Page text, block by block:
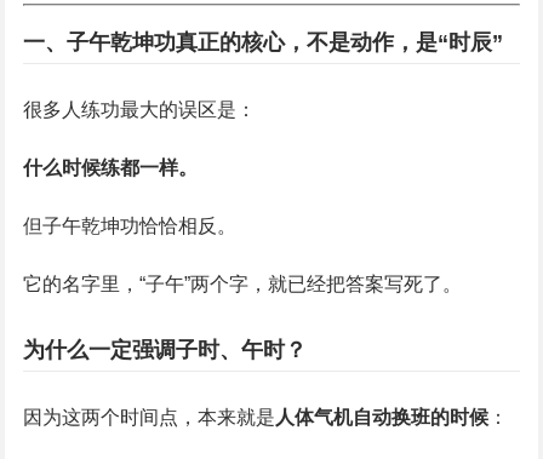
一、子午乾坤功真正的核心，不是动作，是“时辰”
很多人练功最大的误区是：
什么时候练都一样。
但子午乾坤功恰恰相反。
它的名字里，“子午”两个字，就已经把答案写死了。
为什么一定强调子时、午时？
因为这两个时间点，本来就是 人体气机自动换班的时候 ：